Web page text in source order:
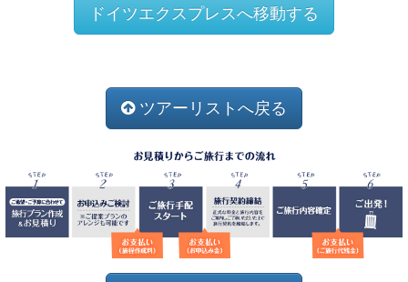
ドイツエクスプレスへ移動する
ツアーリストへ戻る